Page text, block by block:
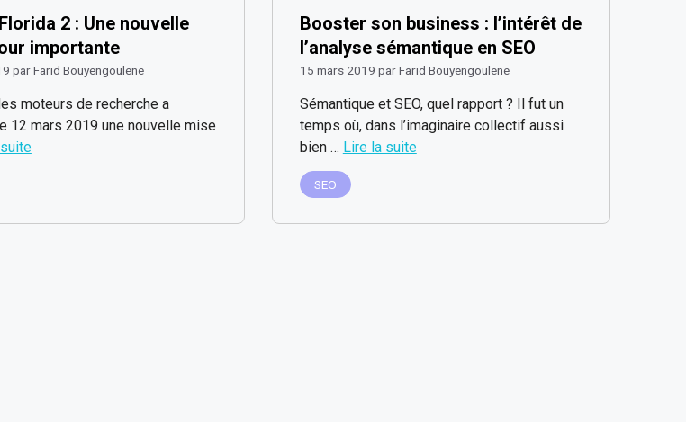
2 : Une nouvelle
importante
parFarid Bouyengoulene
moteurs de recherche a
12 mars 2019 une nouvelle mise
Booster son business : l’intérêt de
l’analyse sémantique en SEO
15 mars 2019 parFarid Bouyengoulene
Sémantique et SEO, quel rapport ? Il fut un
temps où, dans l’imaginaire collectif aussi
bien … Lire la suite
SEO